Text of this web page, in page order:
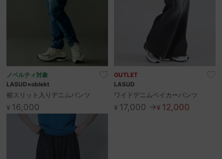
ノベルティ対象
LASUD×oblekt
裾スリット入りデニムパンツ
¥16,000
OUTLET
LASUD
ワイドデニムベイカーパンツ
¥17,000 →¥12,000